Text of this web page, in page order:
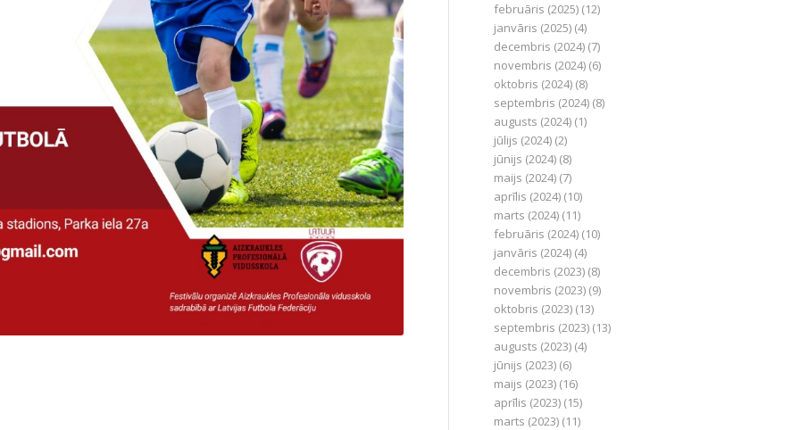
februāris (2025) (12)
janvāris (2025) (4)
decembris (2024) (7)
novembris (2024) (6)
oktobris (2024) (8)
septembris (2024) (8)
augusts (2024) (1)
jūlijs (2024) (2)
jūnijs (2024) (8)
maijs (2024) (7)
aprīlis (2024) (10)
marts (2024) (11)
februāris (2024) (10)
janvāris (2024) (4)
decembris (2023) (8)
novembris (2023) (9)
oktobris (2023) (13)
septembris (2023) (13)
augusts (2023) (4)
jūnijs (2023) (6)
maijs (2023) (16)
aprīlis (2023) (15)
marts (2023) (11)